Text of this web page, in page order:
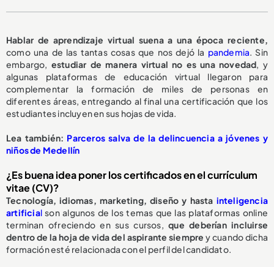
Hablar de aprendizaje virtual suena a una época reciente,
como una de las tantas cosas que nos dejó la pandemia. Sin
embargo, estudiar de manera virtual no es una novedad, y
algunas plataformas de educación virtual llegaron para
complementar la formación de miles de personas en
diferentes áreas, entregando al final una certificación que los
estudiantes incluyen en sus hojas de vida.
Lea también: Parceros salva de la delincuencia a jóvenes y
niños de Medellín
¿Es buena idea poner los certificados en el currículum
vitae (CV)?
Tecnología, idiomas, marketing, diseño y hasta inteligencia
artificial son algunos de los temas que las plataformas online
terminan ofreciendo en sus cursos,que deberían incluirse
dentro de la hoja de vida del aspirante siempre y cuando dicha
formación esté relacionada con el perfil del candidato.